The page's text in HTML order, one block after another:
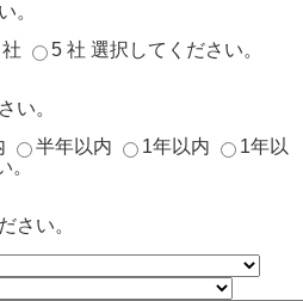
。
5 社 選択してください。
い。
半年以内 1年以内
1年以
。
さい。